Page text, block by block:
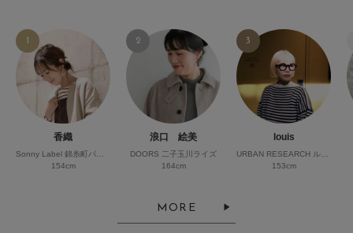
香織
Sonny Label 錦糸町パルコ
154cm
2
浪口 絵美
DOORS 二子玉川ライズ
164cm
3
louis
URBAN RESEARCH ルミネ横浜
153cm
MORE